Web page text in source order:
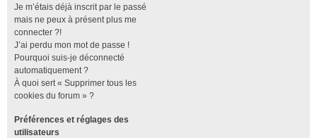
Je m’étais déjà inscrit par le passé
mais ne peux à présent plus me
connecter ?!
J’ai perdu mon mot de passe !
Pourquoi suis-je déconnecté
automatiquement ?
À quoi sert « Supprimer tous les
cookies du forum » ?
Préférences et réglages des
utilisateurs